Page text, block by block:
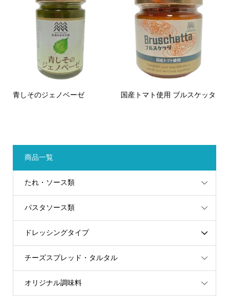
青しそのジェノベーゼ 国産トマト使用 ブルスケッタ
商品一覧
たれ・ソース類
パスタソース類
ドレッシングタイプ
チーズスプレッド・タルタル
オリジナル調味料